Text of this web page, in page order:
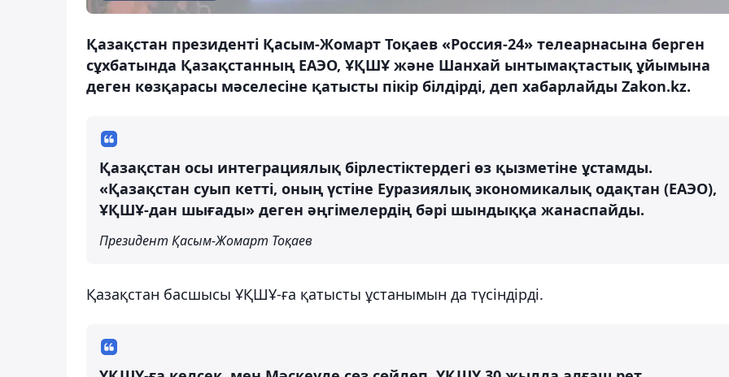
Қазақстан президенті Қасым-Жомарт Тоқаев «Россия-24» телеарнасына берген
сұхбатында Қазақстанның ЕАЭО, ҰҚШҰ және Шанхай ынтымақтастық ұйымына
деген көзқарасы мәселесіне қатысты пікір білдірді, деп хабарлайды Zakon.kz.
Қазақстан осы интеграциялық бірлестіктердегі өз қызметіне ұстамды.
«Қазақстан суып кетті, оның үстіне Еуразиялық экономикалық одақтан (ЕАЭО),
ҰҚШҰ-дан шығады» деген әңгімелердің бәрі шындыққа жанаспайды.
Президент Қасым-Жомарт Тоқаев
Қазақстан басшысы ҰҚШҰ-ға қатысты ұстанымын да түсіндірді.